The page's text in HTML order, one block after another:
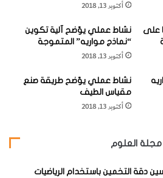
+ حمض الهيدروفلوريك
يتفاعل مع صخور الحائط
أكتوبر 13, 2018
على
نشاط عملي يوّضح آلية تكوين
“نماذج مواريه” المتموجة
أكتوبر 13, 2018
نشاط عملي يوّضح طريقة صنع
مقياس الطيف
أكتوبر 13, 2018
مجلة العلوم
دقة التخمين باستخدام الرياضيات